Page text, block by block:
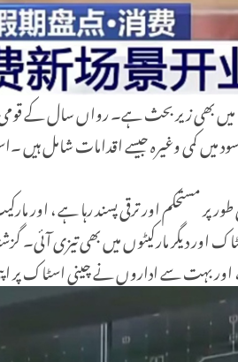
جو غیر ملکی میڈیا میں بھی زیر بحث ہے۔
میں کمی وغیرہ جیسے اقدامات شامل
مستحکم اور ترقی پسند رہا ہے ، اور
دیگر مارکیٹوں میں بھی تیزی آئی۔
اور بہت سے اداروں نے چینی اسٹاک پر